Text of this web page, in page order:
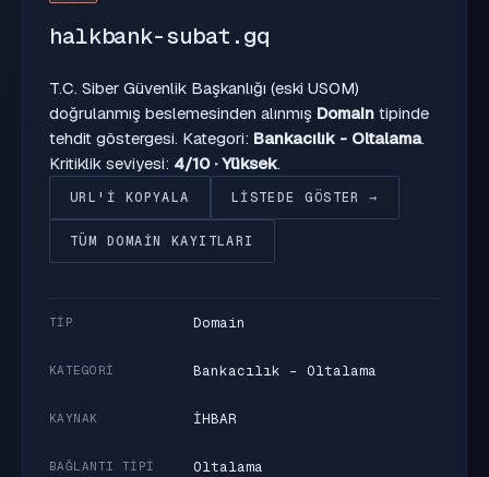
halkbank-subat.gq
T.C. Siber Güvenlik Başkanlığı (eski USOM)
doğrulanmış beslemesinden alınmış Domain tipinde
tehdit göstergesi. Kategori: Bankacılık - Oltalama.
Kritiklik seviyesi: 4/10 · Yüksek.
URL'I KOPYALA LISTEDE GÖSTER →
TÜM DOMAIN KAYITLARI
TIP Domain
KATEGORI Bankacılık - Oltalama
KAYNAK İHBAR
BAĞLANTI TIPI Oltalama